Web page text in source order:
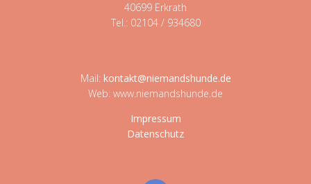
40699 Erkrath
Tel.: 02104 / 934680
Mail: kontakt@niemandshunde.de
Web: www.niemandshunde.de
Impressum
Datenschutz